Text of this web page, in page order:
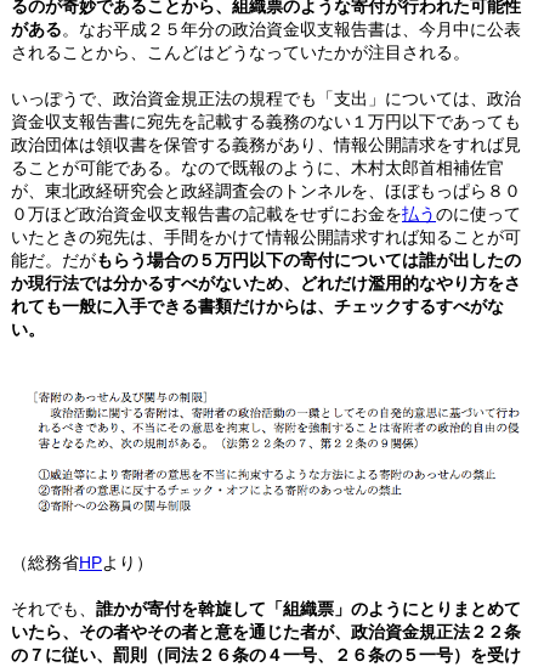
るのが奇妙であることから、組織票のような寄付が行われた可能性
がある。なお平成２５年分の政治資金収支報告書は、今月中に公表
されることから、こんどはどうなっていたかが注目される。
いっぽうで、政治資金規正法の規程でも「支出」については、政治
資金収支報告書に宛先を記載する義務のない１万円以下であっても
政治団体は領収書を保管する義務があり、情報公開請求をすれば見
ることが可能である。なので既報のように、木村太郎首相補佐官
が、東北政経研究会と政経調査会のトンネルを、ほぼもっぱら８０
０万ほど政治資金収支報告書の記載をせずにお金を払うのに使って
いたときの宛先は、手間をかけて情報公開請求すれば知ることが可
能だ。だがもらう場合の５万円以下の寄付については誰が出したの
か現行法では分かるすべがないため、どれだけ濫用的なやり方をさ
れても一般に入手できる書類だけからは、チェックするすべがな
い。
（総務省HPより）
それでも、 誰かが寄付を斡旋して「組織票」のようにとりまとめて
いたら、その者やその者と意を通じた者が、政治資金規正法２２条
の７に従い、罰則（同法２６条の４一号、２６条の５一号）を受け